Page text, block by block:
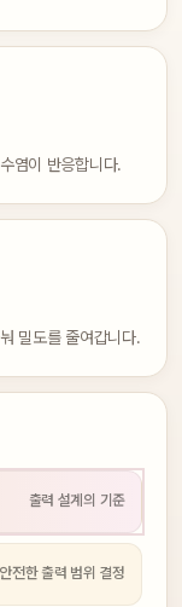
염이 반응합니다.
밀도를 줄여갑니다.
출력 설계의 기준
안전한 출력 범위 결정